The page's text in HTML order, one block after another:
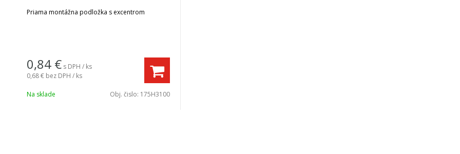
Priama montážna podložka s excentrom
0,84 € s DPH / ks
0,68 € bez DPH / ks
Na sklade Obj. čislo: 175H3100